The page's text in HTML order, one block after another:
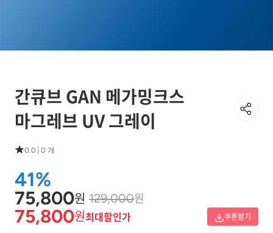
간큐브 GAN 메가밍크스
마그레브 UV 그레이
0.0 0 개
41%
75,800원 129,000원
75,800원최대할인가 쿠폰받기